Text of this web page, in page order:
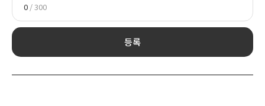
0 / 300
등록